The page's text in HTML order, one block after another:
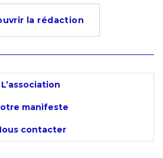
la rédaction
L’association
manifeste
contacter